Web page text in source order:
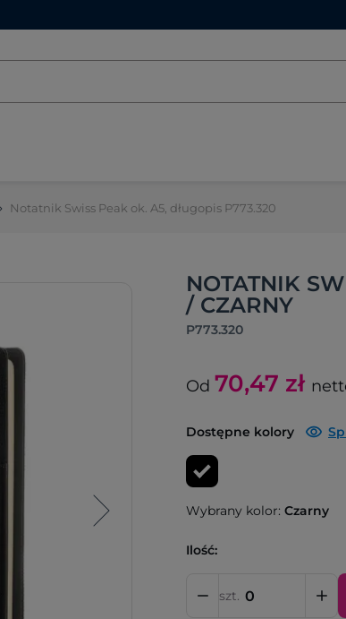
Notatnik Swiss Peak ok. A5, długopis P773.320
NOTATNIK
/ CZARNY
P773.320
Od 70,47 zł
Dostępne kolory
Wybrany kolor: Czarny
Ilość:
szt.